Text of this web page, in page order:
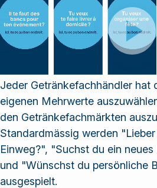
Jeder Getränkefachhändler hat
eigenen Mehrwerte
den Getränkefachmärkten
Standardmässig werden
Einweg?", "Suchst du ein
und "Wünschst du persönliche
ausgespielt.